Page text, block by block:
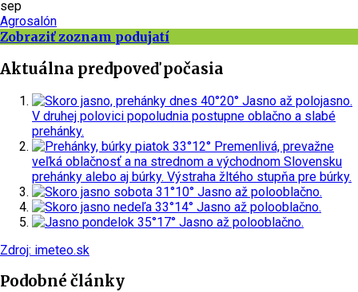
sep
Agrosalón
Zobraziť zoznam podujatí
Aktuálna predpoveď počasia
dnes 40°20° Jasno až polojasno.
V druhej polovici popoludnia postupne oblačno a slabé
prehánky.
piatok 33°12° Premenlivá, prevažne
veľká oblačnosť a na strednom a východnom Slovensku
prehánky alebo aj búrky. Výstraha žltého stupňa pre búrky.
sobota 31°10° Jasno až polooblačno.
nedeľa 33°14° Jasno až polooblačno.
pondelok 35°17° Jasno až polooblačno.
Zdroj: imeteo.sk
Podobné články